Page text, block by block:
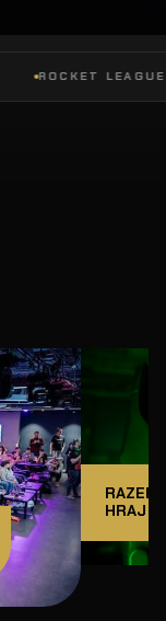
ROCKET LEAGUE
RAZER
HRAJ